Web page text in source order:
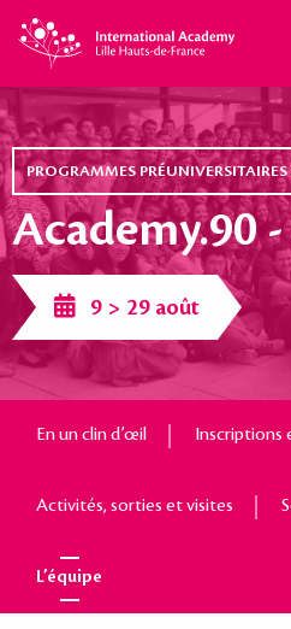
PROGRAMMES PRÉUNIVERSITAIRES
Academy.90
9 > 29 août
En un clin d’œil Inscriptions
Activités, sorties et visites
L’équipe